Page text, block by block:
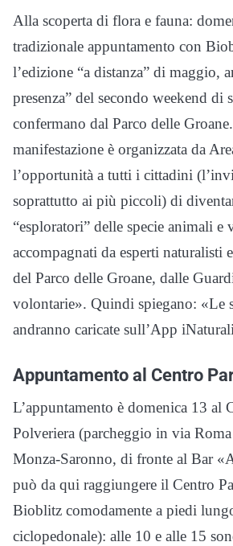
Alla scoperta di flora e fauna:
tradizionale appuntamento con
l’edizione “a distanza” di maggio,
presenza” del secondo weekend di
confermano dal Parco delle
manifestazione è organizzata da
l’opportunità a tutti i cittadini
soprattutto ai più piccoli) di
“esploratori” delle specie animali e
accompagnati da esperti naturalisti
del Parco delle Groane, dalle
volontarie». Quindi spiegano: «Le
andranno caricate sull’App
Appuntamento al Centro
L’appuntamento è domenica 13 al
Polveriera (parcheggio in via
Monza-Saronno, di fronte al Bar
può da qui raggiungere il Centro
Bioblitz comodamente a piedi
ciclopedonale): alle 10 e alle 15